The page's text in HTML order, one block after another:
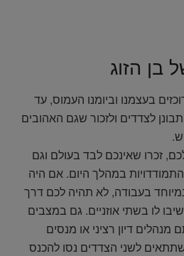
בן הזוג
בעצמנו וביומנו העמוס, עד
לצדדים ולזכור שגם האהובים
זכרו שאינכם לבד בעולם וגם
במהלך היום. אם היה
בעבודה, לא תהיה לכם דרך
לו בשתי אוזניים. גם במצבים
דיון רציני או מנסים
לשני הצדדים נסו להכנס